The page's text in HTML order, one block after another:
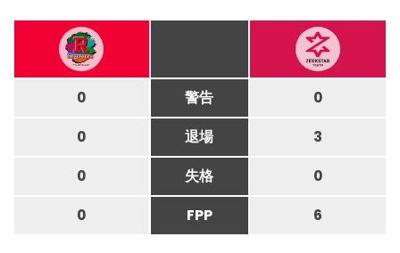
0 警告 0
0 退場 3
0 失格 0
0 FPP 6